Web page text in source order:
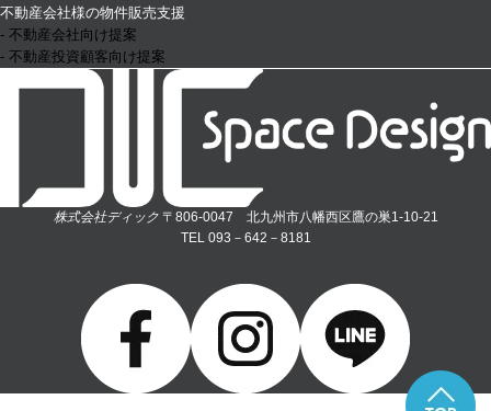
不動産会社様の物件販売支援
- 不動産会社向け提案
- 不動産投資顧客向け提案
株式会社ディック〒806-0047 北九州市八幡西区鷹の巣1-10-21
TEL 093－642－8181